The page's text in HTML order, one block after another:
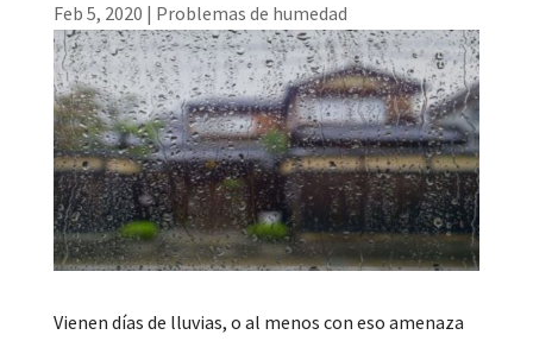
Feb 5, 2020 | Problemas de humedad
Vienen días de lluvias, o al menos con eso amenaza